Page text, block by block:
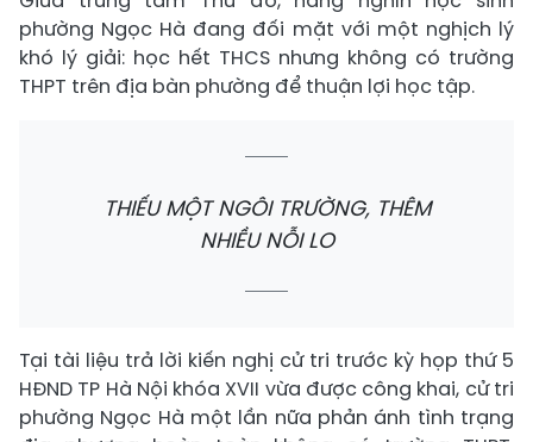
phường Ngọc Hà đang đối mặt với một nghịch lý
khó lý giải: học hết THCS nhưng không có trường
THPT trên địa bàn phường để thuận lợi học tập.
THIẾU MỘT NGÔI TRƯỜNG, THÊM
NHIỀU NỖI LO
Tại tài liệu trả lời kiến nghị cử tri trước kỳ họp thứ 5
HĐND TP Hà Nội khóa XVII vừa được công khai, cử tri
phường Ngọc Hà một lần nữa phản ánh tình trạng